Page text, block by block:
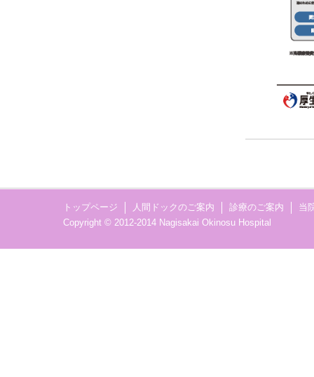
トップページ 人間ドックのご案内 診療のご案内
当
Copyright © 2012-2014 Nagisakai Okinosu Hospital